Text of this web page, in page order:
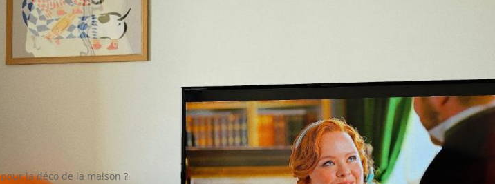
la déco de la maison ?